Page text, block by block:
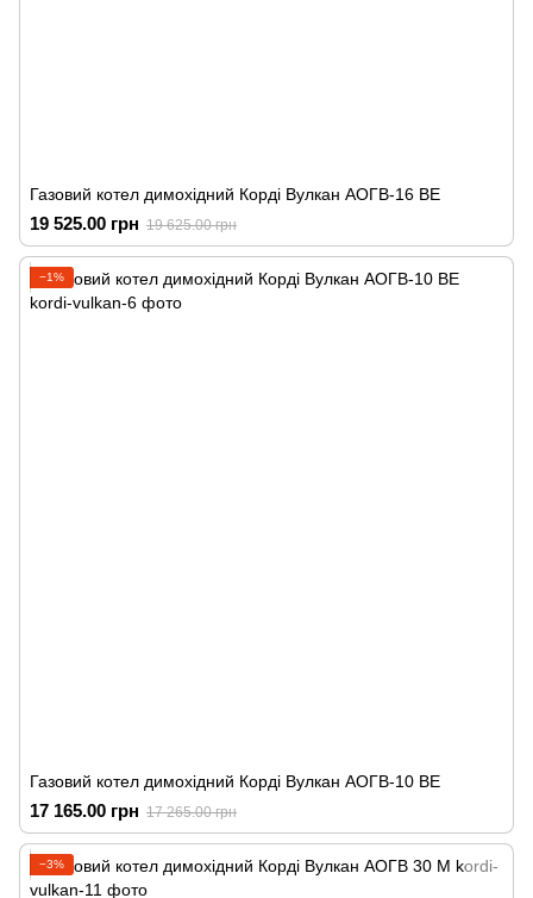
Газовий котел димохідний Корді Вулкан АОГВ-16 ВЕ
19 525.00 грн 19 625.00 грн
−1%
Газовий котел димохідний Корді Вулкан АОГВ-10 ВЕ
17 165.00 грн 17 265.00 грн
−3%